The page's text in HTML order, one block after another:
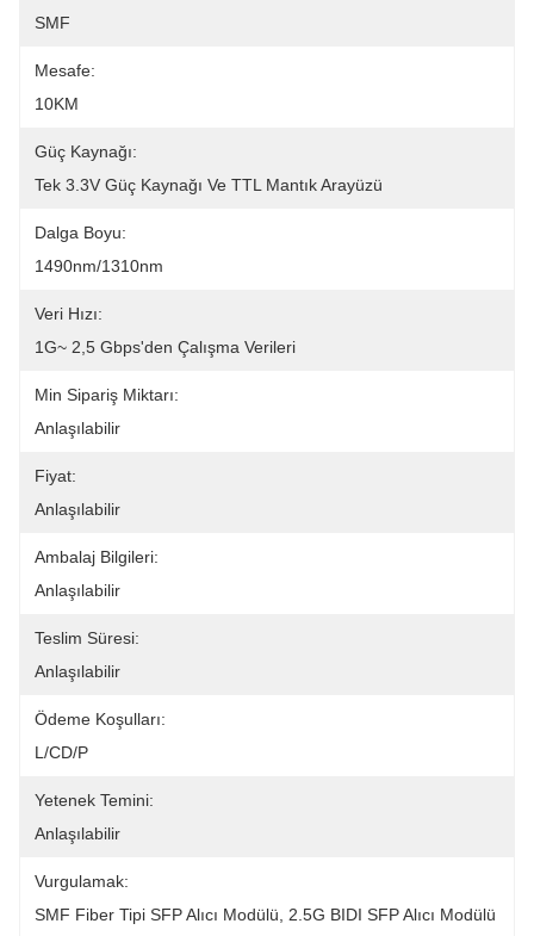
SMF
Mesafe:
10KM
Güç Kaynağı:
Tek 3.3V Güç Kaynağı Ve TTL Mantık Arayüzü
Dalga Boyu:
1490nm/1310nm
Veri Hızı:
1G~ 2,5 Gbps'den Çalışma Verileri
Min Sipariş Miktarı:
Anlaşılabilir
Fiyat:
Anlaşılabilir
Ambalaj Bilgileri:
Anlaşılabilir
Teslim Süresi:
Anlaşılabilir
Ödeme Koşulları:
L/CD/P
Yetenek Temini:
Anlaşılabilir
Vurgulamak:
SMF Fiber Tipi SFP Alıcı Modülü
2.5G BIDI SFP Alıcı Modülü